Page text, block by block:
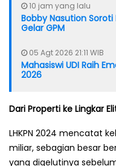
10 jam yang lalu
Bobby Nasution
Gelar GPM
05 Agt 2026 21:11 WIB
Mahasiswi UDI Raih
2026
Dari Properti ke Lingkar
LHKPN 2024 mencatat
miliar, sebagian besar
yang digelutinya